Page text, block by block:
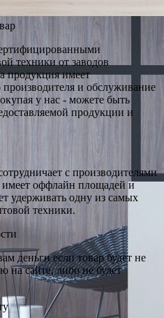
техники от заводов
продукция имеет
и обслуживание
у нас - можете быть
продукции и
с производителями
оффлайн площадей и
удерживать одну из самых
техники.
деньги если товар будет не
на сайте, либо не будет